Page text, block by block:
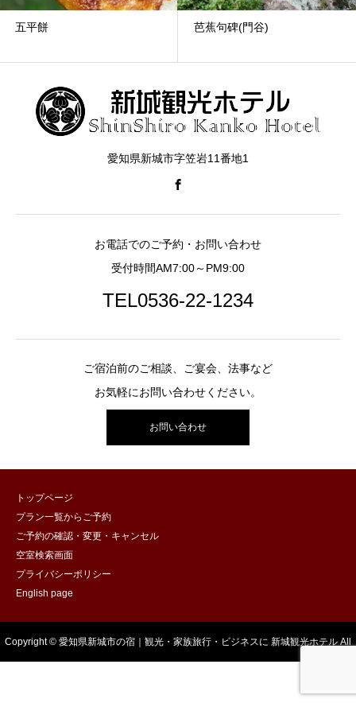
五平餅 芭蕉句碑(門谷)
愛知県新城市字笠岩11番地1
お電話でのご予約・お問い合わせ
受付時間AM7:00～PM9:00
TEL0536-22-1234
ご宿泊前のご相談、ご宴会、法事など
お気軽にお問い合わせください。
お問い合わせ
トップページ
プラン一覧からご予約
ご予約の確認・変更・キャンセル
空室検索画面
プライバシーポリシー
English page
Copyright © 愛知県新城市の宿｜観光・家族旅行・ビジネスに 新城観光ホテル All